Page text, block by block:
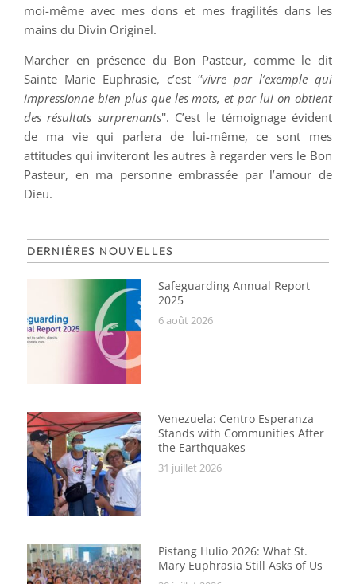
moi-même avec mes dons et mes fragilités dans les
mains du Divin Originel.
Marcher en présence du Bon Pasteur, comme le dit
Sainte Marie Euphrasie, c’est''vivre par l’exemple qui
impressionne bien plus que les mots, et par lui on obtient
des résultats surprenants''. C’est le témoignage évident
de ma vie qui parlera de lui-même, ce sont mes
attitudes qui inviteront les autres à regarder vers le Bon
Pasteur, en ma personne embrassée par l’amour de
Dieu.
DERNIÈRES NOUVELLES
Safeguarding Annual Report
2025
6 août 2026
Venezuela: Centro Esperanza
Stands with Communities After
the Earthquakes
31 juillet 2026
Pistang Hulio 2026: What St.
Mary Euphrasia Still Asks of Us